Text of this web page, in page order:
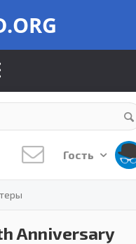
Гость
Anniversary